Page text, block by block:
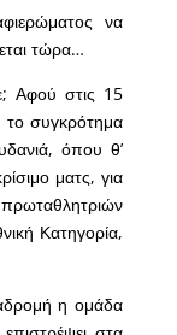
να
τώρα…
Αφού στις 15
συγκρότημα
όπου θ’
ματς, για
Κατηγορία,
η ομάδα